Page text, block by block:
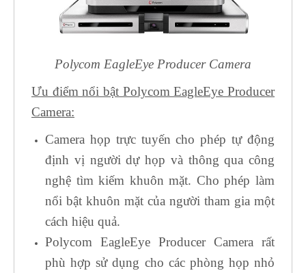
Polycom EagleEye Producer Camera
Ưu điểm nổi bật Polycom EagleEye Producer
Camera:
Camera họp trực tuyến cho phép tự động
định vị người dự họp và thông qua công
nghệ tìm kiếm khuôn mặt. Cho phép làm
nổi bật khuôn mặt của người tham gia một
cách hiệu quả.
Polycom EagleEye Producer Camera rất
phù hợp sử dụng cho các phòng họp nhỏ